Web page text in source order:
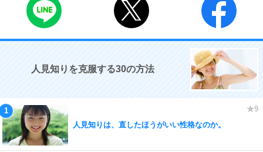
人見知りを克服する30の方法
人見知りは、直したほうがいい性格なのか。